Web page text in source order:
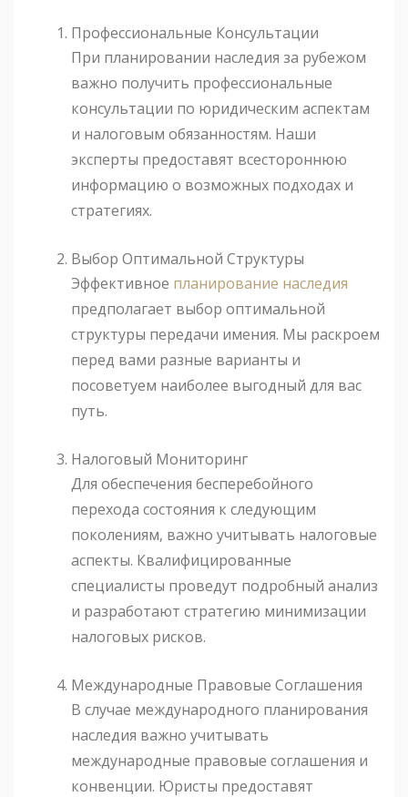
Профессиональные Консультации
При планировании наследия за рубежом
важно получить профессиональные
консультации по юридическим аспектам
и налоговым обязанностям. Наши
эксперты предоставят всестороннюю
информацию о возможных подходах и
стратегиях.
Выбор Оптимальной Структуры
Эффективное планирование наследия
предполагает выбор оптимальной
структуры передачи имения. Мы раскроем
перед вами разные варианты и
посоветуем наиболее выгодный для вас
путь.
Налоговый Мониторинг
Для обеспечения бесперебойного
перехода состояния к следующим
поколениям, важно учитывать налоговые
аспекты. Квалифицированные
специалисты проведут подробный анализ
и разработают стратегию минимизации
налоговых рисков.
Международные Правовые Соглашения
В случае международного планирования
наследия важно учитывать
международные правовые соглашения и
конвенции. Юристы предоставят